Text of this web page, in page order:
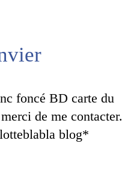
foncé BD carte du
de me contacter.
blog*